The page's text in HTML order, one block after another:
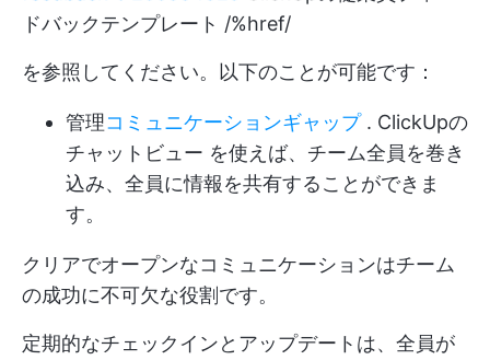
ドバックテンプレート /%href/
を参照してください。以下のことが可能です：
管理コミュニケーションギャップ. ClickUpの
チャットビュー を使えば、チーム全員を巻き
込み、全員に情報を共有することができま
す。
クリアでオープンなコミュニケーションはチーム
の成功に不可欠な役割です。
定期的なチェックインとアップデートは、全員が